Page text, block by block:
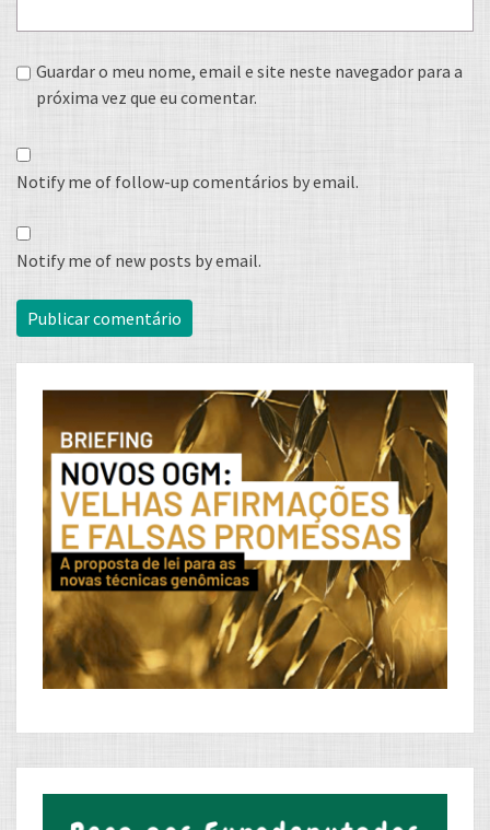
Guardar o meu nome, email e site neste navegador para a
próxima vez que eu comentar.
Notify me of follow-up comentários by email.
Notify me of new posts by email.